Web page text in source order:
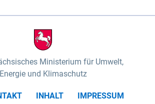
Ministerium für Umwelt,
Energie und Klimaschutz
INHALT
IMPRESSUM